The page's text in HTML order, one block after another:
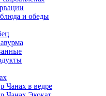
и обеды
Чанах в ведре